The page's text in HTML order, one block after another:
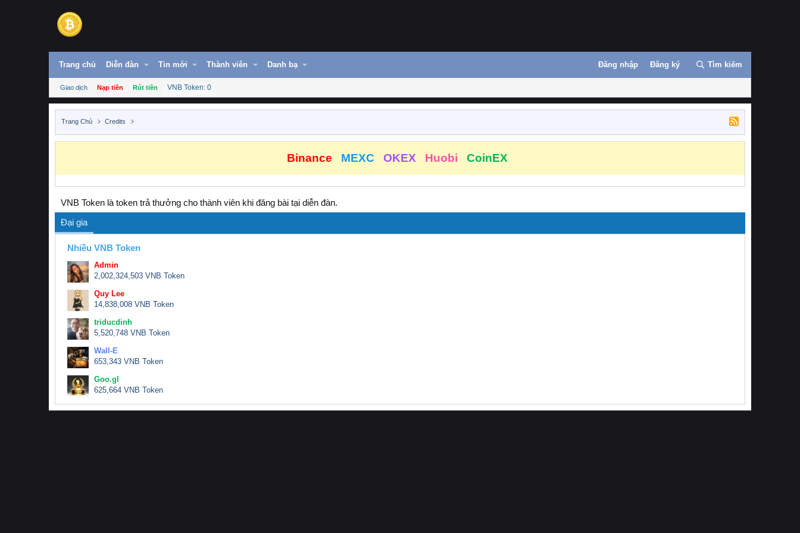
Trang chủ Diễn đàn Tin mới Thành viên Danh bạ Đăng nhập Đăng ký Tìm kiếm
Giao dịch Nạp tiền Rút tiền VNB Token: 0
Trang Chủ Credits
Binance MEXC OKEX Huobi CoinEX
VNB Token là token trả thưởng cho thành viên khi đăng bài tại diễn đàn.
Đại gia
Nhiều VNB Token
Admin
2,002,324,503 VNB Token
Quy Lee
14,838,008 VNB Token
triducdinh
5,520,748 VNB Token
Wall-E
653,343 VNB Token
Goo.gl
625,664 VNB Token